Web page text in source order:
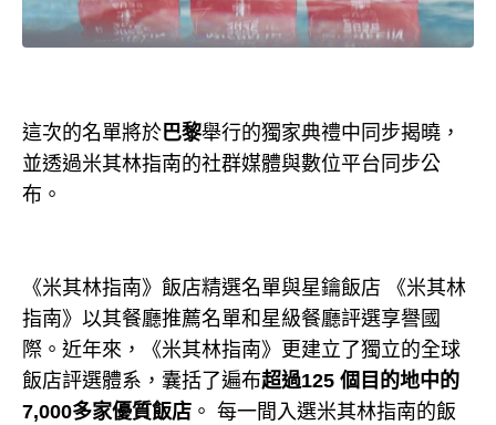
這次的名單將於巴黎舉行的獨家典禮中同步揭曉，
並透過米其林指南的社群媒體與數位平台同步公
布。
《米其林指南》飯店精選名單與星鑰飯店 《米其林
指南》以其餐廳推薦名單和星級餐廳評選享譽國
際。近年來，《米其林指南》更建立了獨立的全球
飯店評選體系，囊括了遍布超過125 個目的地中的
7,000多家優質飯店 。 每一間入選米其林指南的飯